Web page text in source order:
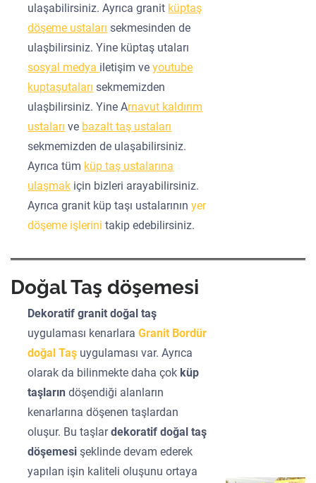
ulaşabilirsiniz. Ayrıca granit küptaş
döşeme ustaları sekmesinden de
ulaşbilirsiniz. Yine küptaş utaları
sosyal medya iletişim veyoutube
kuptaşutaları sekmemizden
ulaşbilirsiniz. Yine Arnavut kaldırım
ustaları ve bazalt taş ustaları
sekmemizden de ulaşabilirsiniz.
Ayrıca tüm küp taş ustalarına
ulaşmak için bizleri arayabilirsiniz.
Ayrıca granit küp taşı ustalarının yer
döşeme işlerini takip edebilirsiniz.
Doğal Taş döşemesi
Dekoratif granit doğal taş
uygulaması kenarlaraGranit Bordür
doğal Taş uygulaması var. Ayrıca
olarak da bilinmekte daha çok küp
taşların döşendiği alanların
kenarlarına döşenen taşlardan
oluşur. Bu taşlardekoratif doğal taş
döşemesişeklinde devam ederek
yapılan işin kaliteli oluşunu ortaya